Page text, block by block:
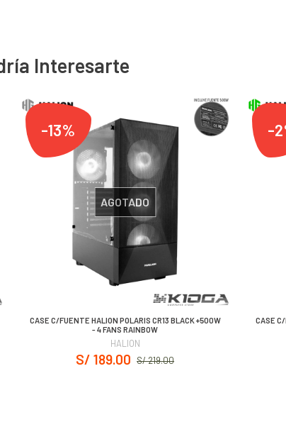
Interesarte
-13%
AGOTADO
CASE C/FUENTE HALION POLARIS CR13 BLACK +500W
- 4 FANS RAINBOW
HALION
S/ 219.00
S/ 189.00
-
CASE